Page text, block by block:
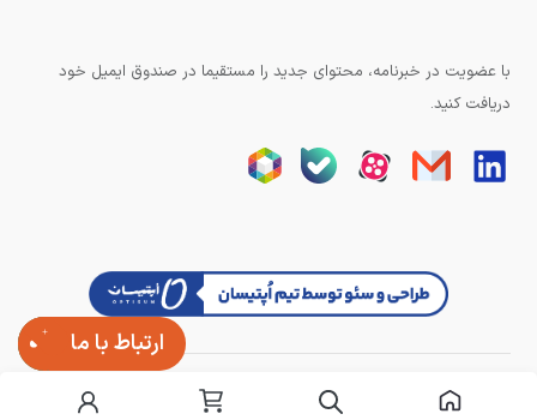
ارتباط با ما
با عضویت در خبرنامه، محتوای جدید را مستقیما در صندوق ایمیل خود
دریافت کنید.